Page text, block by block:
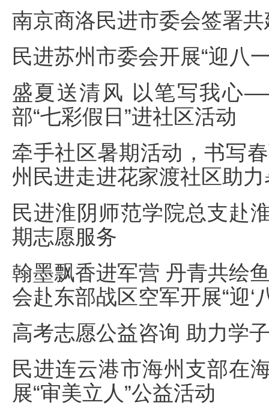
南京商洛民进市委会签署
民进苏州市委会开展“迎八
盛夏送清风 以笔写我心
部“七彩假日”进社区活动
牵手社区暑期活动，书写
州民进走进花家渡社区助
民进淮阴师范学院总支赴
期志愿服务
翰墨飘香进军营 丹青共
会赴东部战区空军开展“迎‘
高考志愿公益咨询 助力学
民进连云港市海州支部在
展“审美立人”公益活动